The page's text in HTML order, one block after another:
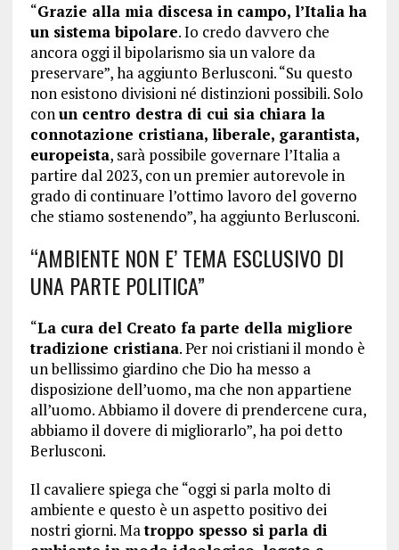
“Grazie alla mia discesa in campo, l’Italia ha
un sistema bipolare. Io credo davvero che
ancora oggi il bipolarismo sia un valore da
preservare”, ha aggiunto Berlusconi. “Su questo
non esistono divisioni né distinzioni possibili. Solo
conun centro destra di cui sia chiara la
connotazione cristiana, liberale, garantista,
europeista, sarà possibile governare l’Italia a
partire dal 2023, con un premier autorevole in
grado di continuare l’ottimo lavoro del governo
che stiamo sostenendo”, ha aggiunto Berlusconi.
“AMBIENTE NON E’ TEMA ESCLUSIVO DI
UNA PARTE POLITICA”
“La cura del Creato fa parte della migliore
tradizione cristiana. Per noi cristiani il mondo è
un bellissimo giardino che Dio ha messo a
disposizione dell’uomo, ma che non appartiene
all’uomo. Abbiamo il dovere di prendercene cura,
abbiamo il dovere di migliorarlo”, ha poi detto
Berlusconi.
Il cavaliere spiega che “oggi si parla molto di
ambiente e questo è un aspetto positivo dei
nostri giorni. Matroppo spesso si parla di